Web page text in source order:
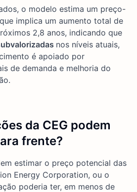
o modelo estima um preço-
implica um aumento total de
2,8 anos, indicando que
nos níveis atuais,
é apoiado por
de demanda e melhoria do
da CEG podem
frente?
estimar o preço potencial das
Energy Corporation, ou o
poderia ter, em menos de